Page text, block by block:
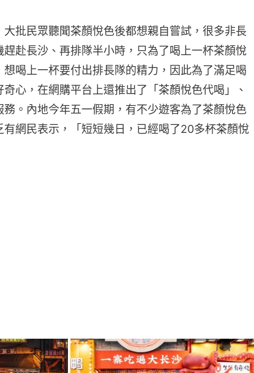
批民眾聽聞茶顏悅色後都想親自嘗試，很多非長
赴長沙、再排隊半小時，只為了喝上一杯茶顏悅
喝上一杯要付出排長隊的精力，因此為了滿足喝
心，在網購平台上還推出了「茶顏悅色代喝」、
務。內地今年五一假期，有不少遊客為了茶顏悅色
有網民表示，「短短幾日，已經喝了20多杯茶顏悅